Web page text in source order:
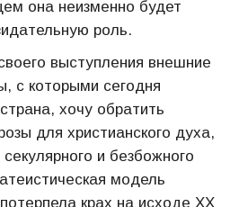
она неизменно будет
роль.
выступления внешние
с которыми сегодня
хочу обратить
для христианского духа,
и безбожного
модель
крах на исходе ХХ